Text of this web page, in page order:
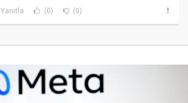
Yanıtla (0) (0)